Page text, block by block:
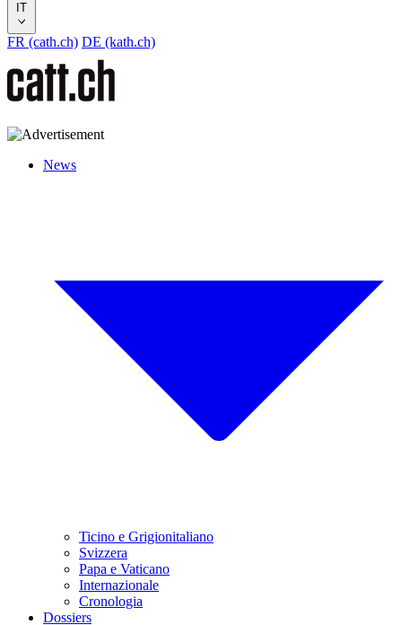
IT
FR (cath.ch) DE (kath.ch)
News
Ticino e Grigionitaliano
Svizzera
Papa e Vaticano
Internazionale
Cronologia
Dossiers